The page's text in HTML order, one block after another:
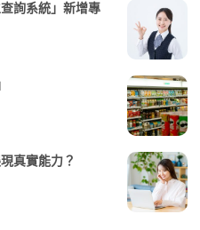
詢系統」新增專
真實能力？